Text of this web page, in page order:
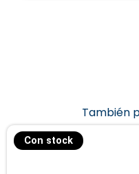
También
Con stock